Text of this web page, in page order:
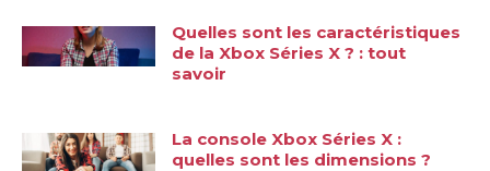
Quelles sont les caractéristiques
de la Xbox Séries X ? : tout
savoir
La console Xbox Séries X :
quelles sont les dimensions ?